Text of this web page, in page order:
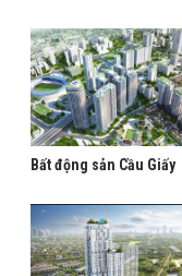
Bất động sản Cầu Giấy